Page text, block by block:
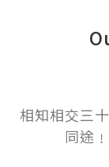
相知相交三
同途